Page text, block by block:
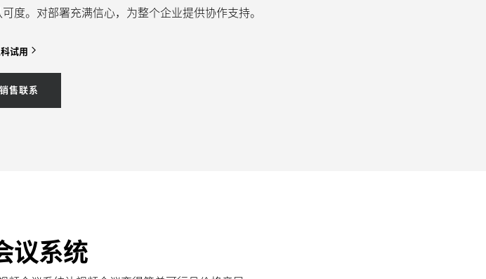
度。对部署充满信心，为整个企业提供协作支持。
试用
售联系
议系统